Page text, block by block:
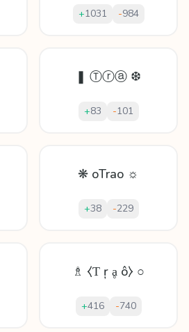
+1031 -984
❚ Ⓣⓡⓐ ❆
+83 -101
❋ oTrao ☼
+38 -229
♗ ⧼Ƭ ŗ ḁ ô⧽ ○
+416 -740